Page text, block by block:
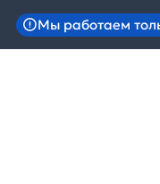
Мы работаем